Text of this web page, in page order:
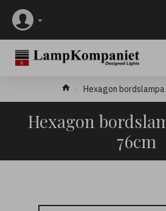
Hexagon
Hexagon
76cm